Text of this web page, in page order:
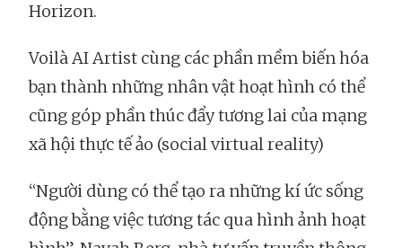
Horizon.
Voilà AI Artist cùng các phần mềm biến hóa
bạn thành những nhân vật hoạt hình có thể
cũng góp phần thúc đẩy tương lai của mạng
xã hội thực tế ảo (social virtual reality)
“Người dùng có thể tạo ra những kí ức sống
động bằng việc tương tác qua hình ảnh hoạt